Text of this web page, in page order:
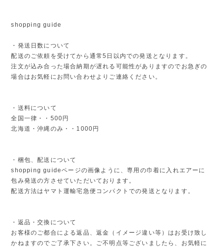
shopping guide
・発送日数について
配送のご依頼を受けてから通常5日以内での発送となります。
注文が込み合った場合納期が遅れる可能性がありますのでお急ぎの
場合はお気軽にお問い合わせよりご連絡ください。
・送料について
全国一律・・500円
北海道・沖縄のみ・・1000円
・梱包、配送について
shopping guideページの画像ように、専用の巾着に入れエアーに
包み発送の方させていただいております。
配送方法はヤマト運輸宅急便コンパクトでの発送となります。
・返品・交換について
お客様のご都合による返品、返金（イメージ違い等）はお受け致し
かねますのでご了承下さい。ご不明点等ございましたら、お気軽に